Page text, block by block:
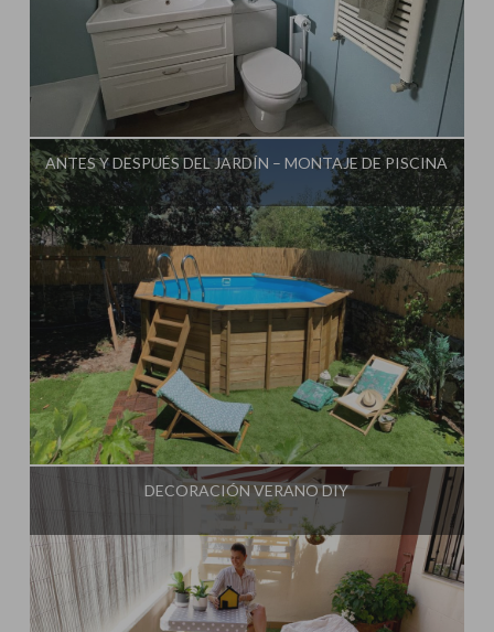
Influencer:Mimo de Mami
ANTES Y DESPUÉS DEL JARDÍN – MONTAJE DE PISCINA
Influencer:Mimo de Mami
DECORACIÓN VERANO DIY